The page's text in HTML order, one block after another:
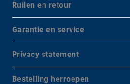
Ruilen en retour
Garantie en service
Privacy statement
Bestelling herroepen